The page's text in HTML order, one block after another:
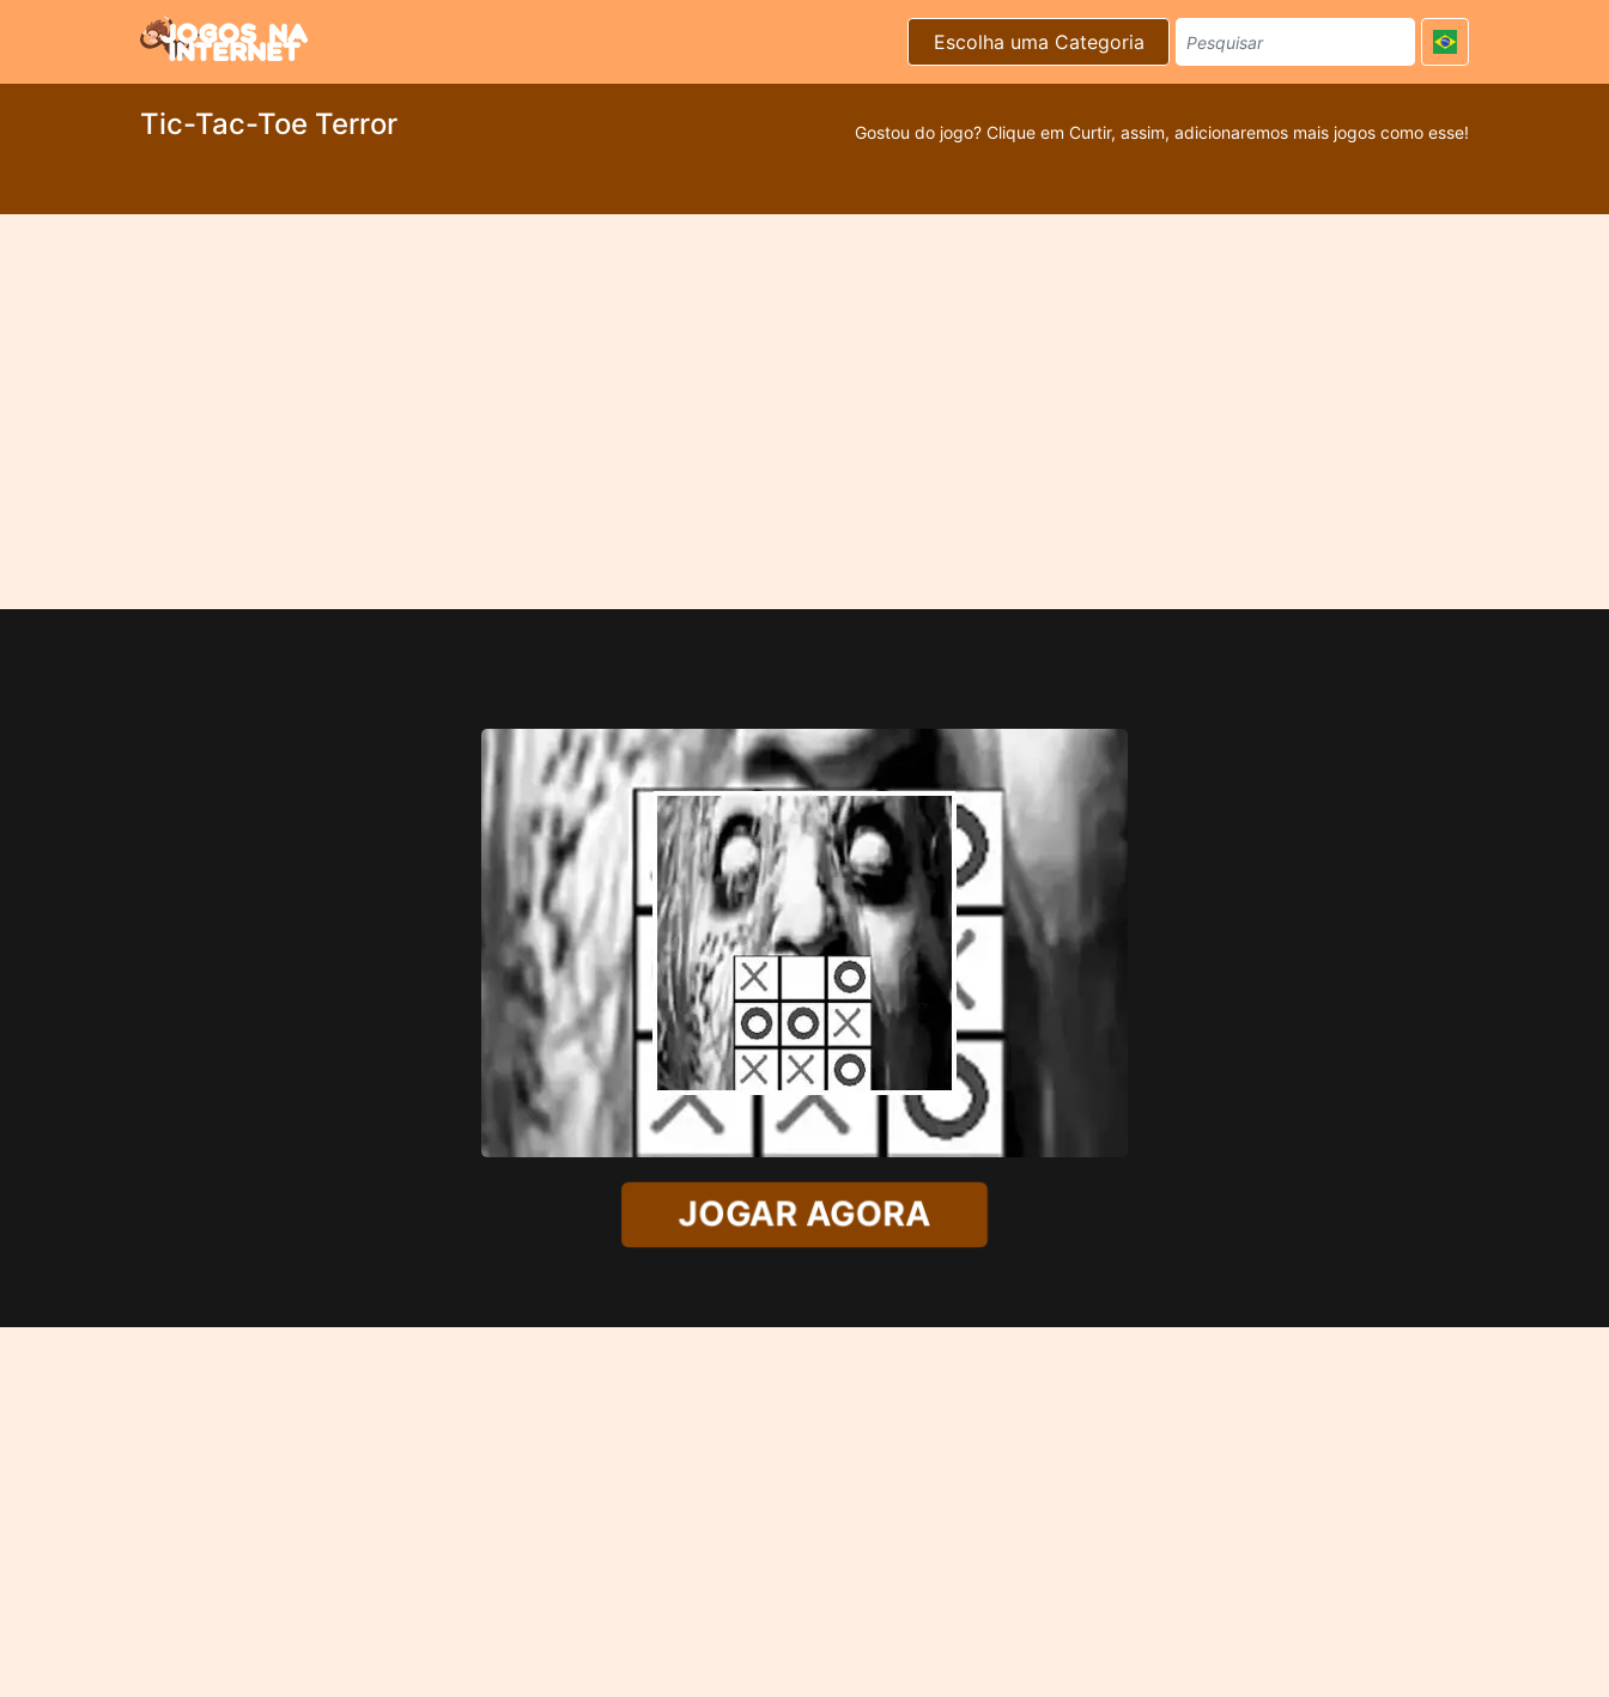
Escolha uma Categoria
Tic-Tac-Toe Terror Gostou do jogo? Clique em Curtir, assim, adicionaremos mais jogos como esse!
JOGAR AGORA